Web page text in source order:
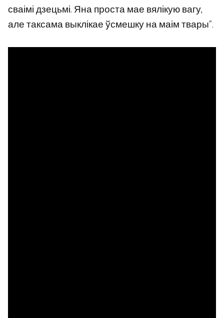
сваімі дзецьмі. Яна проста мае вялікую вагу,
але таксама выклікае ўсмешку на маім твары”.